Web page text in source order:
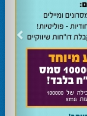
24.02.24
שיתקיימו ביום
ויכהן כראש העיר.
אחד ואילו שמעון
23.10.24